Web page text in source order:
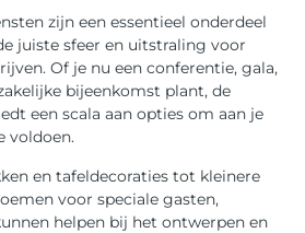
zijn een essentieel onderdeel
juiste sfeer en uitstraling voor
Of je nu een conferentie, gala,
bijeenkomst plant, de
een scala aan opties om aan je
voldoen.
en tafeldecoraties tot kleinere
voor speciale gasten,
helpen bij het ontwerpen en